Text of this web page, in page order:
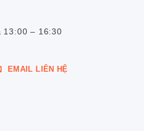
13:00 – 16:30
EMAIL LIÊN HỆ